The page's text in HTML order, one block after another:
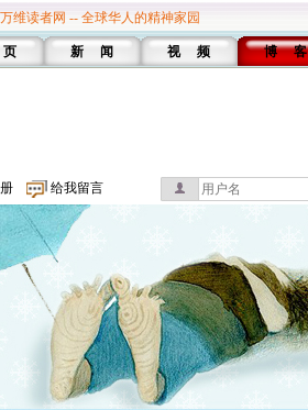
万维读者网 -- 全球华人的精神家园
新 闻 视 频 博 客
给我留言